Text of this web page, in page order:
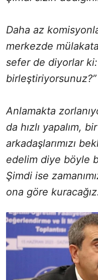
Daha az
merkezde
sefer de diyorlar
birleştiriyorsunuz?”
Anlamakta
da hızlı yapalım,
arkadaşlarımızı
edelim diye böyle
Şimdi ise
ona göre